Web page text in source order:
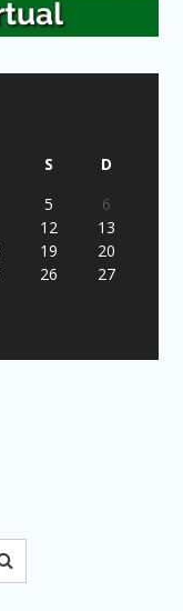
S
D
5
6
12
13
19
20
26
27